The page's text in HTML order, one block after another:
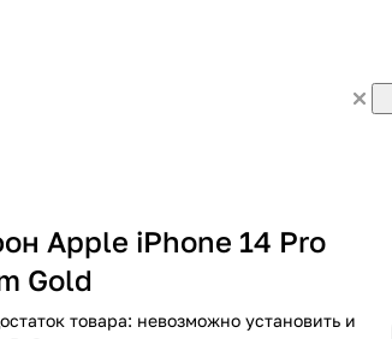
Apple iPhone 14 Pro
Gold
товара: невозможно установить и